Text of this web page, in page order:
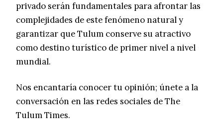
privado serán fundamentales para afrontar las
complejidades de este fenómeno natural y
garantizar que Tulum conserve su atractivo
como destino turístico de primer nivel a nivel
mundial.
Nos encantaría conocer tu opinión; únete a la
conversación en las redes sociales de The
Tulum Times.